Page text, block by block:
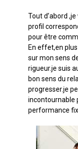
Tout d’abord
profil
pour être
En effet,en
sur mon sens
rigueur.je suis
bon sens du
progresser.je
incontournable
performance